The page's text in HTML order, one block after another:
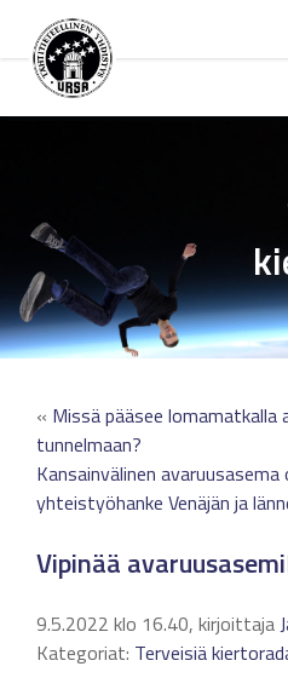
« Missä pääsee lomamatkalla
tunnelmaan?
Kansainvälinen avaruusasema
yhteistyöhanke Venäjän ja
Vipinää
9.5.2022 klo 16.40, kirjoittaja
Kategoriat: Terveisiä